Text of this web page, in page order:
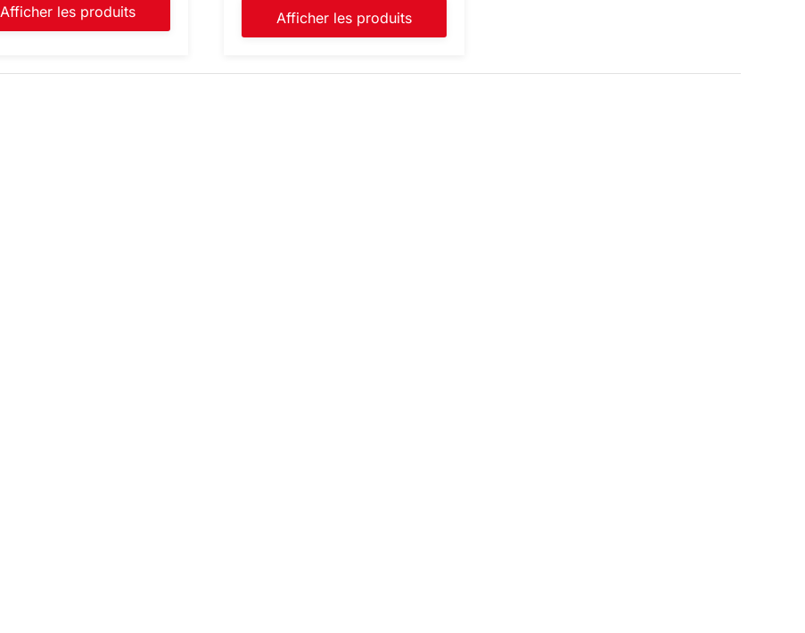
Afficher les produits Afficher les produits